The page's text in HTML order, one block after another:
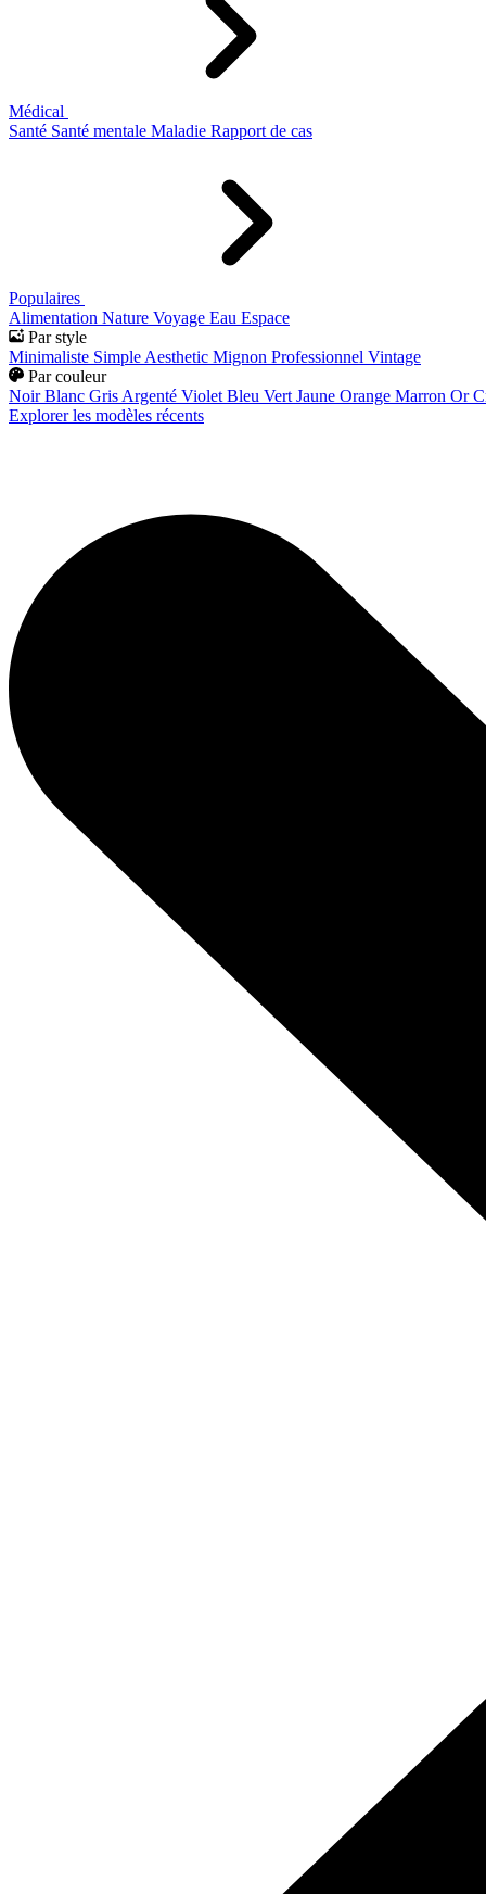
Médical
Santé Santé mentale Maladie Rapport de cas
Populaires
Alimentation Nature Voyage Eau Espace
Par style
Minimaliste Simple Aesthetic Mignon Professionnel Vintage
Par couleur
Noir Blanc Gris Argenté Violet Bleu Vert Jaune Orange Marron Or
Explorer les modèles récents